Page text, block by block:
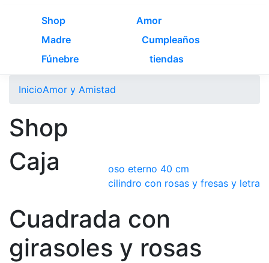
Shop
Amor
Madre
Cumpleaños
Fúnebre
tiendas
InicioAmor y Amistad
Shop
oso eterno 40 cm
cilindro con rosas y fresas y letra
Caja
Cuadrada con
girasoles y rosas